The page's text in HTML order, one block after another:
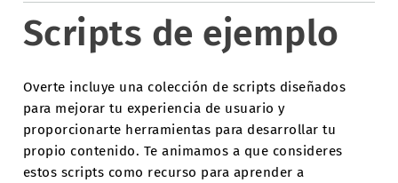
Scripts de ejemplo
Overte incluye una colección de scripts diseñados
para mejorar tu experiencia de usuario y
proporcionarte herramientas para desarrollar tu
propio contenido. Te animamos a que consideres
estos scripts como recurso para aprender a